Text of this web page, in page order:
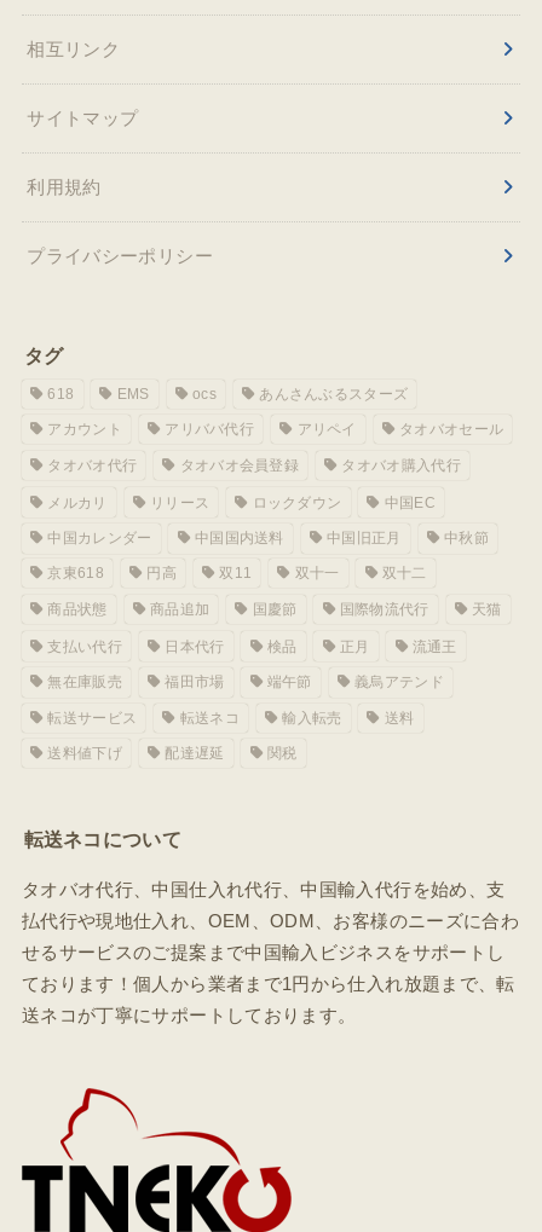
相互リンク
サイトマップ
利用規約
プライバシーポリシー
タグ
618 EMS ocs あんさんぶるスターズ
アカウント アリババ代行 アリペイ タオバオセール
タオバオ代行 タオバオ会員登録 タオバオ購入代行
メルカリ リリース ロックダウン 中国EC
中国カレンダー 中国国内送料 中国旧正月 中秋節
京東618 円高 双11 双十一 双十二
商品状態 商品追加 国慶節 国際物流代行 天猫
支払い代行 日本代行 検品 正月 流通王
無在庫販売 福田市場 端午節 義烏アテンド
転送サービス 転送ネコ 輸入転売 送料
送料値下げ 配達遅延 関税
転送ネコについて
タオバオ代行、中国仕入れ代行、中国輸入代行を始め、支
払代行や現地仕入れ、OEM、ODM、お客様のニーズに合わ
せるサービスのご提案まで中国輸入ビジネスをサポートし
ております！個人から業者まで1円から仕入れ放題まで、転
送ネコが丁寧にサポートしております。